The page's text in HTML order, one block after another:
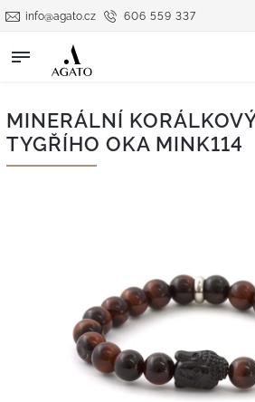
606 559 337
info@agato.cz
MINERÁLNÍ
TYGŘÍHO OKA MINK114